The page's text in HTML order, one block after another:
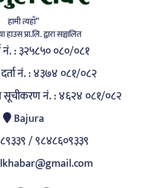
हामी त्यहाँ”
प्रा.लि. द्वारा सञ्चालित
नं. : ३२५८५० ०८०/०८१
नं. : ४३७४ ०८१/०८२
सूचीकरण नं. : ४६२४ ०८१/०८२
Bajura
/ ९८४८६०९३३९